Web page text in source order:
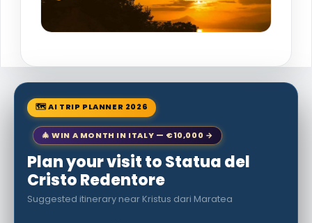
🗺 AI TRIP PLANNER 2026
🎄 WIN A MONTH IN ITALY — €10,000 →
Plan your visit to Statua del
Cristo Redentore
Suggested itinerary near Kristus dari Maratea